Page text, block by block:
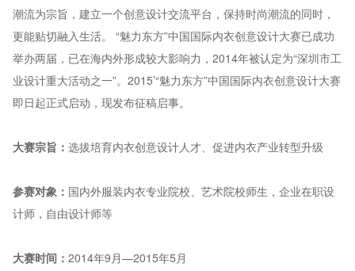
潮流为宗旨，建立一个创意设计交流平台，保持时尚潮流的同时，
更能贴切融入生活。 “魅力东方”中国国际内衣创意设计大赛已成功
举办两届，已在海内外形成较大影响力，2014年被认定为“深圳市工
业设计重大活动之一”。 2015’“魅力东方”中国国际内衣创意设计大赛
即日起正式启动，现发布征稿启事。
大赛宗旨： 选拔培育内衣创意设计人才、促进内衣产业转型升级
参赛对象： 国内外服装内衣专业院校、艺术院校师生，企业在职设
计师，自由设计师等
大赛时间： 2014年9月—2015年5月